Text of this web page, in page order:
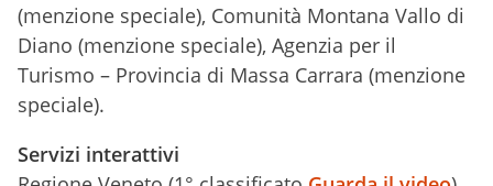
(menzione speciale), Comunità Montana Vallo di
Diano (menzione speciale), Agenzia per il
Turismo – Provincia di Massa Carrara (menzione
speciale).
Servizi interattivi